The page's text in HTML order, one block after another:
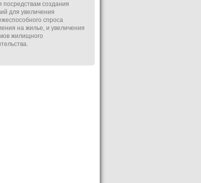
посредствам создания
для увеличения
спроса
на жилье, и увеличения
жилищного